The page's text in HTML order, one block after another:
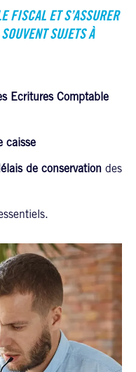
FISCAL ET S’ASSURER
SUJETS À
Ecritures Comptable
caisse
de conservation des